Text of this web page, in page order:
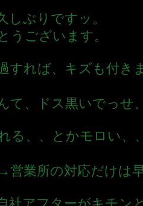
しぶりですッ。
うございます。
すれば、キズも付き
て、ドス黒いでっせ
る、、とかモロい、
営業所の対応だけは